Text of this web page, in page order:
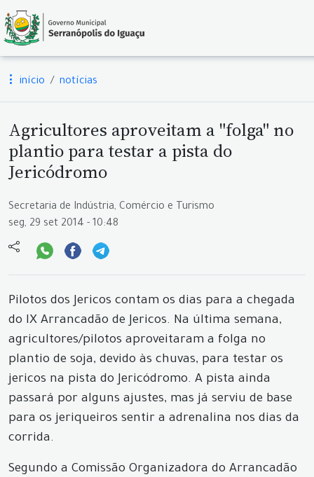
início notícias
Agricultores aproveitam a "folga" no
plantio para testar a pista do
Jericódromo
Secretaria de Indústria, Comércio e Turismo
seg, 29 set 2014 - 10:48
Pilotos dos Jericos contam os dias para a chegada
do IX Arrancadão de Jericos. Na última semana,
agricultores/pilotos aproveitaram a folga no
plantio de soja, devido às chuvas, para testar os
jericos na pista do Jericódromo. A pista ainda
passará por alguns ajustes, mas já serviu de base
para os jeriqueiros sentir a adrenalina nos dias da
corrida.
Segundo a Comissão Organizadora do Arrancadão